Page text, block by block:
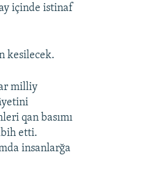
içinde istinaf
kesilecek.
milliy
qan basımı
etti.
insanlarğa